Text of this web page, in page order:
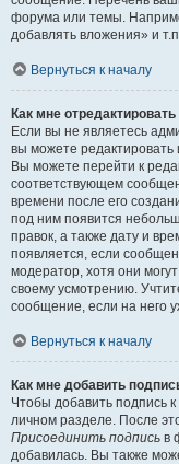
форума или темы.
добавлять вложения» и
Вернуться к началу
Как мне
Если вы не являетесь
вы можете редактировать
Вы можете перейти к
соответствующем
времени после его
под ним появится
правок, а также дату и
появляется, если
модератор, хотя они
своему усмотрению.
сообщение, если на него
Вернуться к началу
Как мне добавить
Чтобы добавить подпись
личном разделе. После
Присоединить подпись в
добавилась. Вы также